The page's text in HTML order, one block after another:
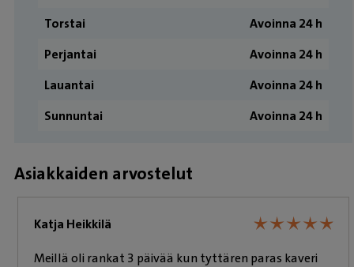
Torstai
Avoinna 24 h
Perjantai
Avoinna 24 h
Lauantai
Avoinna 24 h
Sunnuntai
Avoinna 24 h
Asiakkaiden arvostelut
Katja Heikkilä ★★★★★
★★★★★
Meillä oli rankat 3 päivää kun tyttären paras kaveri